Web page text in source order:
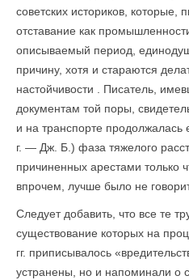
советских историков, которые,
отставание как
описываемый период,
причину, хотя и стараются
настойчивости . Писатель,
документам той поры,
и на транспорте
г. — Дж. Б.) фаза тяжелого
причиненных арестами только
впрочем, лучше было не
Следует добавить, что все те
существова­ние которых на
гг. приписывалось
устранены, но и напоминали о